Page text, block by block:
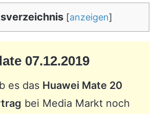
[anzeigen]
07.12.2019
es das Huawei Mate 20
bei Media Markt noch